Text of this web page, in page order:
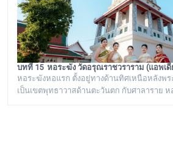
บทที่ 15 หอระฆัง วัดอรุณราชวราราม (แอพเ
หอระฆังหอแรก ตั้งอยู่ทางด้านทิศเหนือหลังพ
เป็นเขตพุทธาวาสด้านตะวันตก กับศาลาราย